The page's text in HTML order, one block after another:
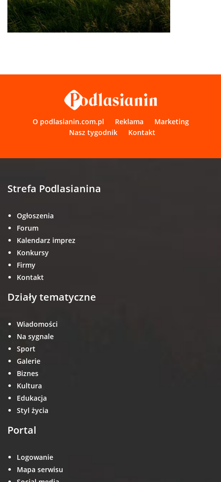
O podlasianin.com.pl Reklama
Marketing
Nasz tygodnik
Kontakt
Strefa Podlasianina
Ogłoszenia
Forum
Kalendarz imprez
Konkursy
Firmy
Kontakt
Działy tematyczne
Wiadomości
Na sygnale
Sport
Galerie
Biznes
Kultura
Edukacja
Styl życia
Portal
Logowanie
Mapa serwisu